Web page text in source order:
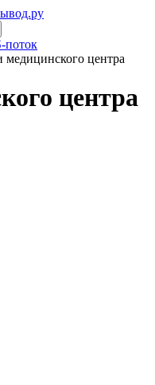
медицинского центра
центра